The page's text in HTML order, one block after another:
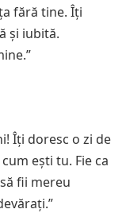
fără tine. Îți
și iubită.
Îți doresc o zi de
ești tu. Fie ca
fii mereu